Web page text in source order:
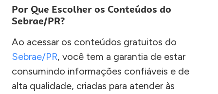
Por Que Escolher os Conteúdos do
Sebrae/PR?
Ao acessar os conteúdos gratuitos do
Sebrae/PR, você tem a garantia de estar
consumindo informações confiáveis e de
alta qualidade, criadas para atender às